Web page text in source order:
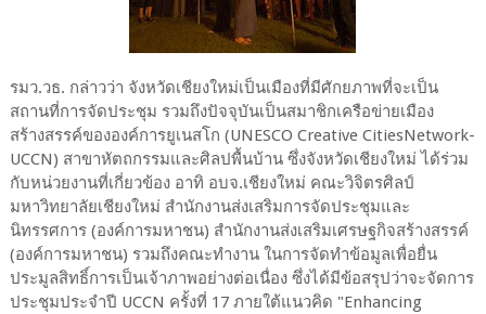
รมว.วธ. กล่าวว่า จังหวัดเชียงใหม่เป็นเมืองที่มีศักยภาพที่จะเป็น
สถานที่การจัดประชุม รวมถึงปัจจุบันเป็นสมาชิกเครือข่ายเมือง
สร้างสรรค์ขององค์การยูเนสโก (UNESCO Creative CitiesNetwork-
UCCN) สาขาหัตถกรรมและศิลปพื้นบ้าน ซึ่งจังหวัดเชียงใหม่ ได้ร่วม
กับหน่วยงานที่เกี่ยวข้อง อาทิ อบจ.เชียงใหม่ คณะวิจิตรศิลป์
มหาวิทยาลัยเชียงใหม่ สำนักงานส่งเสริมการจัดประชุมและ
นิทรรศการ (องค์การมหาชน) สำนักงานส่งเสริมเศรษฐกิจสร้างสรรค์
(องค์การมหาชน) รวมถึงคณะทำงาน ในการจัดทำข้อมูลเพื่อยื่น
ประมูลสิทธิ์การเป็นเจ้าภาพอย่างต่อเนื่อง ซึ่งได้มีข้อสรุปว่าจะจัดการ
ประชุมประจำปี UCCN ครั้งที่ 17 ภายใต้แนวคิด "Enhancing